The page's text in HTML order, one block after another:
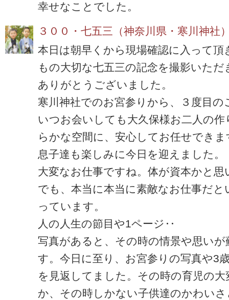
幸せなことでした。
３００・七五三（神奈川県・寒川神社
本日は朝早くから現場確認に入って頂
もの大切な七五三の記念を撮影いただ
ありがとうございました。
寒川神社でのお宮参りから、３度目の
いつお会いしても大久保様お二人の作
らかな空間に、安心してお任せできま
息子達も楽しみに今日を迎えました。
大変なお仕事ですね。体が資本かと思
でも、本当に本当に素敵なお仕事だと
っています。
人の人生の節目や1ページ‥
写真があると、その時の情景や思いが
す。今日に至り、お宮参りの写真や3
を見返してました。その時の育児の大
か、その時しかない子供達のかわい